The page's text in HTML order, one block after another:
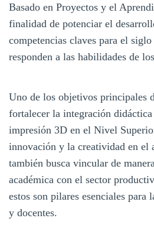
Basado en Proyectos y el
finalidad de potenciar el
competencias claves para el
responden a las habilidades de
Uno de los objetivos principales
fortalecer la integración
impresión 3D en el Nivel
innovación y la creatividad en el
también busca vincular de
académica con el sector
estos son pilares esenciales para
y docentes.